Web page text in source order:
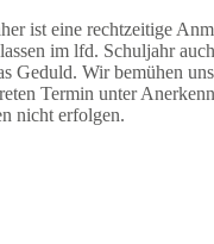
ist eine rechtzeitige
im lfd. Schuljahr
Wir bemühen
Termin unter
nicht erfolgen.